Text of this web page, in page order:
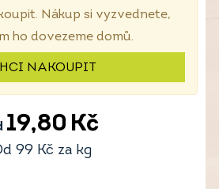
Nákup si vyzvednete,
ho dovezeme domů.
NAKOUPIT
19,80 Kč
99 Kč za kg